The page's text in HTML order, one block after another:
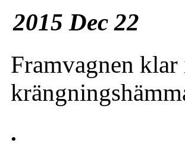
2015 Dec 22
Framvagnen
.